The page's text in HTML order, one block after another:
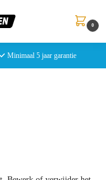
0
✓ Minimaal 5 jaar garantie